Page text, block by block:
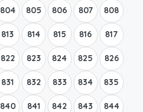
804 805 806 807 808
813 814 815 816 817
822 823 824 825 826
831 832 833 834 835
840 841 842 843 844